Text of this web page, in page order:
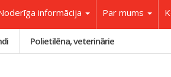
informācija Par mums
Polietilēna, veterinārie